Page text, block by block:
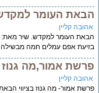
העומר למקדש/
קליין
העומר למקדש. שיר מאת:
אפם עמלים חמה מבשילה
אמור,מה גנוז
קליין
אמור- מה גנוז בציווי הבאת